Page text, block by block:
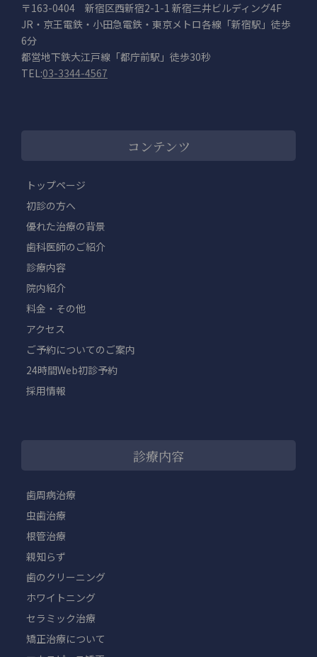
〒163-0404 新宿区西新宿2-1-1 新宿三井ビルディング4F
JR・京王電鉄・小田急電鉄・東京メトロ各線「新宿駅」徒歩
6分
都営地下鉄大江戸線「都庁前駅」徒歩30秒
TEL:03-3344-4567
コンテンツ
トップページ
初診の方へ
優れた治療の背景
歯科医師のご紹介
診療内容
院内紹介
料金・その他
アクセス
ご予約についてのご案内
24時間Web初診予約
採用情報
診療内容
歯周病治療
虫歯治療
根管治療
親知らず
歯のクリーニング
ホワイトニング
セラミック治療
矯正治療について